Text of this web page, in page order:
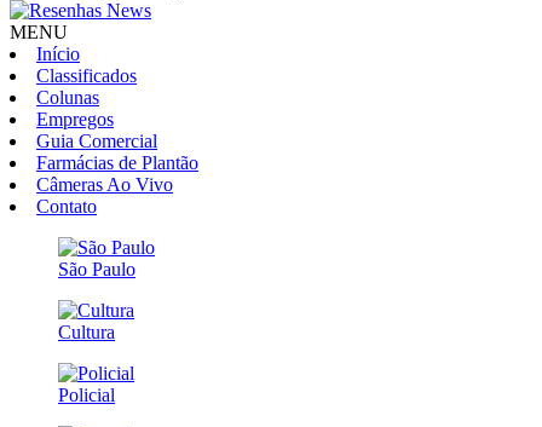
MENU
Início
Classificados
Colunas
Empregos
Guia Comercial
Farmácias de Plantão
Câmeras Ao Vivo
Contato
São Paulo
Cultura
Policial